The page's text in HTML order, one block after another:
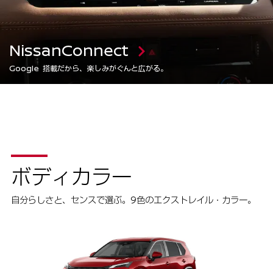
NissanConnect
Google 搭載だから、楽しみがぐんと広がる。